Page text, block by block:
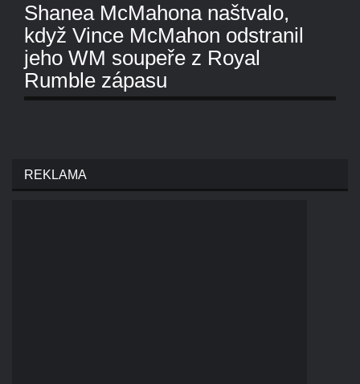
Shanea McMahona naštvalo,
když Vince McMahon odstranil
jeho WM soupeře z Royal
Rumble zápasu
REKLAMA